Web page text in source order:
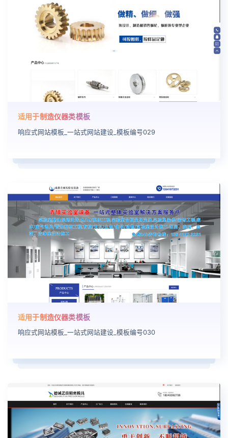
适用于制造仪器类模板
响应式网站模板_一站式网站建设_模板编号029
适用于制造仪器类模板
响应式网站模板_一站式网站建设_模板编号030